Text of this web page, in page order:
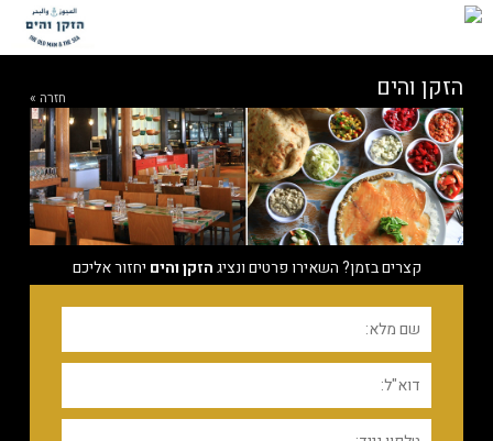
חזרה » הזקן והים
קצרים בזמן? השאירו פרטים ונציגהזקן והים יחזור אליכם